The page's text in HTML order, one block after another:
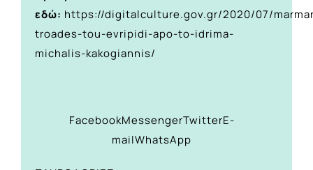
εδώ: https://digitalculture.gov.gr/2020/07/
troades-tou-evripidi-apo-to-idrima-
michalis-kakogiannis/
FacebookMessengerTwitterE-
mailWhatsApp